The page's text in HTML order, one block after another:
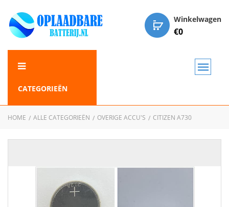
Winkelwagen
€0
CATEGORIEËN
HOME ALLE CATEGORIEËN OVERIGE ACCU'S CITIZEN A730